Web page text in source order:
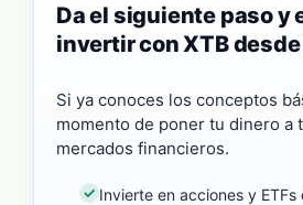
Da el siguiente paso y
invertir con XTB
Si ya conoces los conceptos
momento de poner tu dinero a
mercados financieros.
Invierte en acciones y ETFs